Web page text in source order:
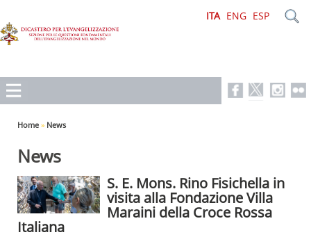
ITA ENG ESP
Home » News
News
S. E. Mons. Rino Fisichella in
visita alla Fondazione Villa
Maraini della Croce Rossa
Italiana